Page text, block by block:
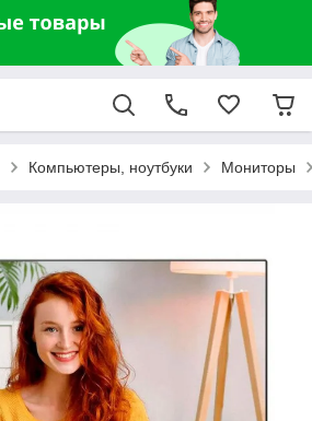
Компьютеры, ноутбуки Мониторы